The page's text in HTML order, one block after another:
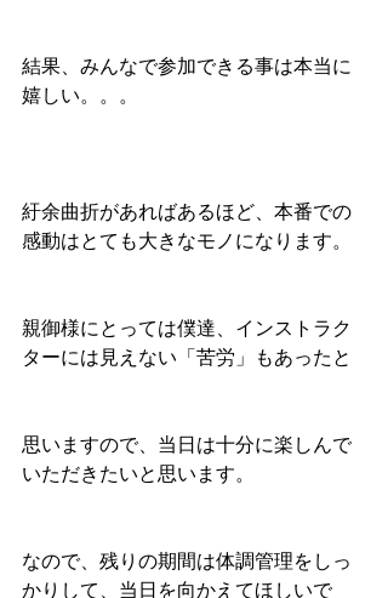
結果、みんなで参加できる事は本当に
嬉しい。。。
紆余曲折があればあるほど、本番での
感動はとても大きなモノになります。
親御様にとっては僕達、インストラク
ターには見えない「苦労」もあったと
思いますので、当日は十分に楽しんで
いただきたいと思います。
なので、残りの期間は体調管理をしっ
かりして、当日を向かえてほしいで